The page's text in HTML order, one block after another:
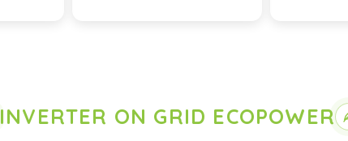
INVERTER ON GRID ECOPOWER